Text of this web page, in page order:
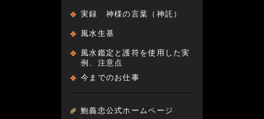
実録 神様の言葉（神託）
風水生基
風水鑑定と護符を使用した実
例、注意点
今までのお仕事
鮑義忠公式ホームページ